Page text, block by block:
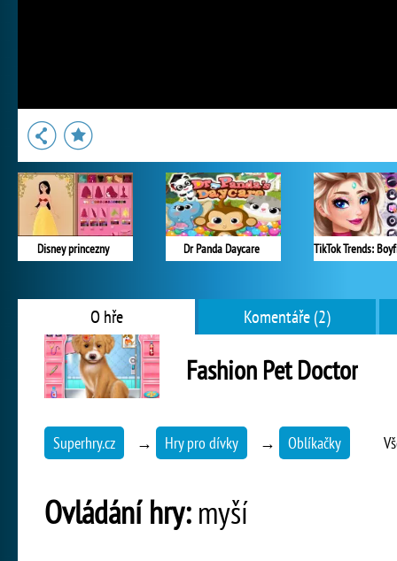
Disney princezny Dr Panda Daycare
O hře Komentáře (2)
Fashion Pet Doctor
Superhry.cz → Hry pro dívky → Oblíkačky
Ovládání hry:myší